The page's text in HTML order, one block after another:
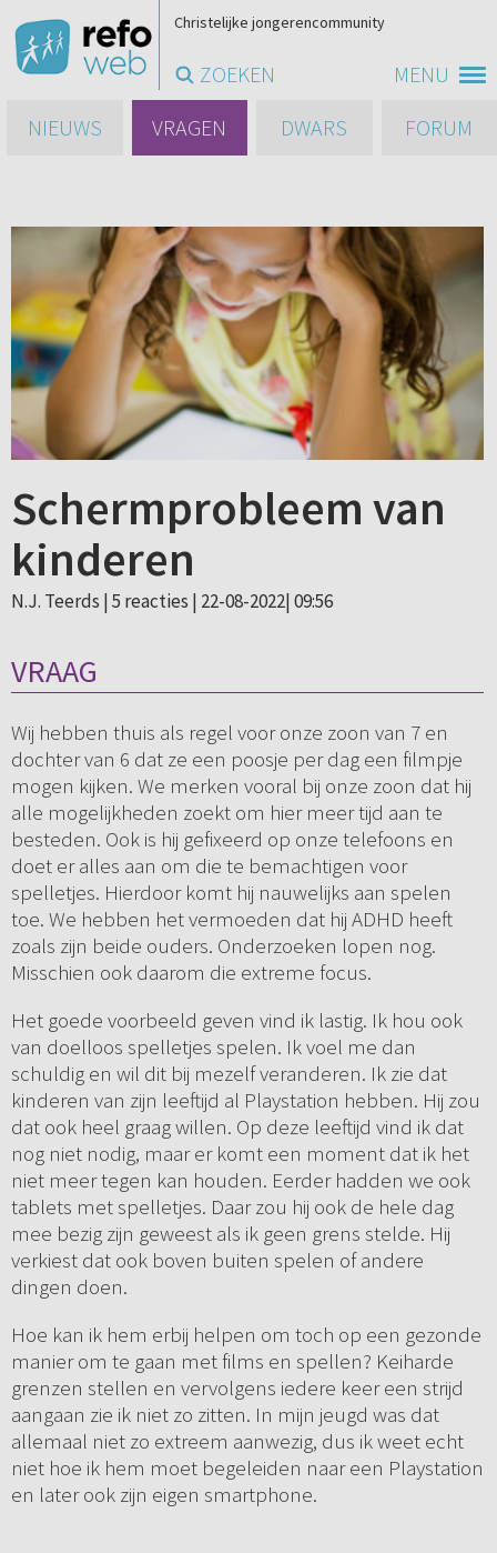
MENU
Christelijke jongerencommunity
ZOEKEN
NIEUWS
VRAGEN DWARS FORUM
Schermprobleem van
kinderen
N.J. Teerds | 5 reacties | 22-08-2022| 09:56
VRAAG
Wij hebben thuis als regel voor onze zoon van 7 en
dochter van 6 dat ze een poosje per dag een filmpje
mogen kijken. We merken vooral bij onze zoon dat hij
alle mogelijkheden zoekt om hier meer tijd aan te
besteden. Ook is hij gefixeerd op onze telefoons en
doet er alles aan om die te bemachtigen voor
spelletjes. Hierdoor komt hij nauwelijks aan spelen
toe. We hebben het vermoeden dat hij ADHD heeft
zoals zijn beide ouders. Onderzoeken lopen nog.
Misschien ook daarom die extreme focus.
Het goede voorbeeld geven vind ik lastig. Ik hou ook
van doelloos spelletjes spelen. Ik voel me dan
schuldig en wil dit bij mezelf veranderen. Ik zie dat
kinderen van zijn leeftijd al Playstation hebben. Hij zou
dat ook heel graag willen. Op deze leeftijd vind ik dat
nog niet nodig, maar er komt een moment dat ik het
niet meer tegen kan houden. Eerder hadden we ook
tablets met spelletjes. Daar zou hij ook de hele dag
mee bezig zijn geweest als ik geen grens stelde. Hij
verkiest dat ook boven buiten spelen of andere
dingen doen.
Hoe kan ik hem erbij helpen om toch op een gezonde
manier om te gaan met films en spellen? Keiharde
grenzen stellen en vervolgens iedere keer een strijd
aangaan zie ik niet zo zitten. In mijn jeugd was dat
allemaal niet zo extreem aanwezig, dus ik weet echt
niet hoe ik hem moet begeleiden naar een Playstation
en later ook zijn eigen smartphone.